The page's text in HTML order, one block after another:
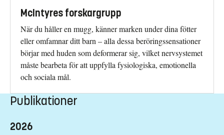
McIntyres forskargrupp
När du håller en mugg, känner marken under dina fötter
eller omfamnar ditt barn – alla dessa beröringssensationer
börjar med huden som deformerar sig, vilket nervsystemet
måste bearbeta för att uppfylla fysiologiska, emotionella
och sociala mål.
Publikationer
2026